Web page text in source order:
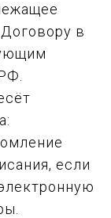
в
если